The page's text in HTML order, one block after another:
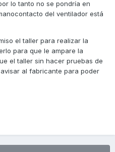
lo tanto no se pondría en
del ventilador está
el taller para realizar la
para que le ampare la
el taller sin hacer pruebas de
al fabricante para poder